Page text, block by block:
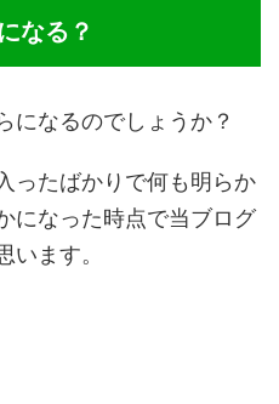
なる？
になるのでしょうか？
ったばかりで何も明らか
になった時点で当ブログ
います。